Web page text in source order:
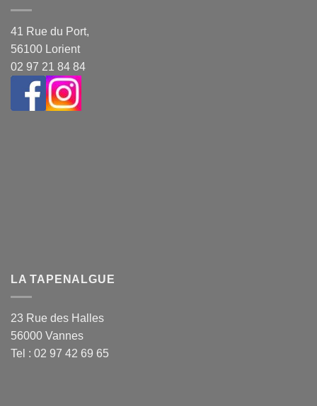
41 Rue du Port,
56100 Lorient
02 97 21 84 84
LA TAPENALGUE
23 Rue des Halles
56000 Vannes
Tel : 02 97 42 69 65